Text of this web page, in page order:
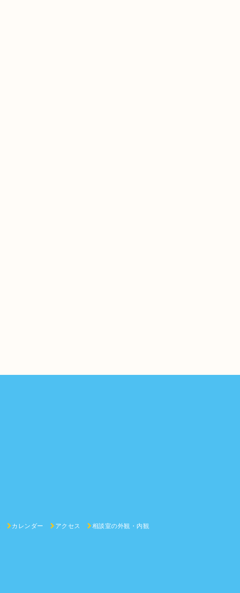
カレンダー アクセス 相談室の外観・内観